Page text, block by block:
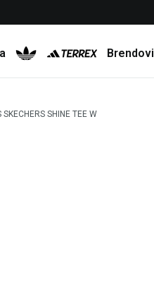
Brendovi
SHINE TEE W